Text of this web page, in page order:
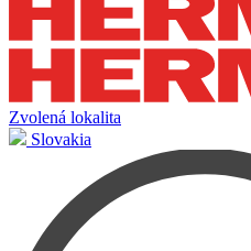
Zvolená lokalita
Slovakia